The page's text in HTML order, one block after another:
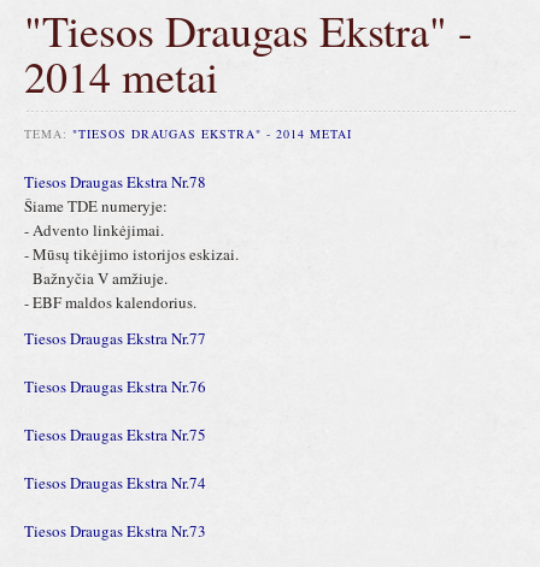
"Tiesos Draugas Ekstra" -
2014 metai
TEMA: "TIESOS DRAUGAS EKSTRA" - 2014 METAI
Tiesos Draugas Ekstra Nr.78
Šiame TDE numeryje:
- Advento linkėjimai.
- Mūsų tikėjimo istorijos eskizai.
Bažnyčia V amžiuje.
- EBF maldos kalendorius.
Tiesos Draugas Ekstra Nr.77
Tiesos Draugas Ekstra Nr.76
Tiesos Draugas Ekstra Nr.75
Tiesos Draugas Ekstra Nr.74
Tiesos Draugas Ekstra Nr.73